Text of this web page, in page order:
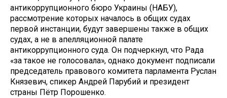
антикоррупционного бюро Украины (НАБУ),
рассмотрение которых началось в общих судах
первой инстанции, будут завершены также в общих
судах, а не в апелляционной палате
антикоррупционного суда. Он подчеркнул, что Рада
«за такое не голосовала», однако документ подписали
председатель правового комитета парламента Руслан
Князевич, спикер Андрей Парубий и президент
страны Пётр Порошенко.